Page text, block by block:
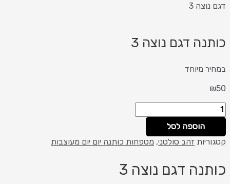
דגם נוצה 3
כותנה דגם נוצה 3
במחיר מיוחד
₪50
הוספה לסל
קטגוריות זהב סולטני, מטפחות כותנה יום יום מעוצבות
כותנה דגם נוצה 3